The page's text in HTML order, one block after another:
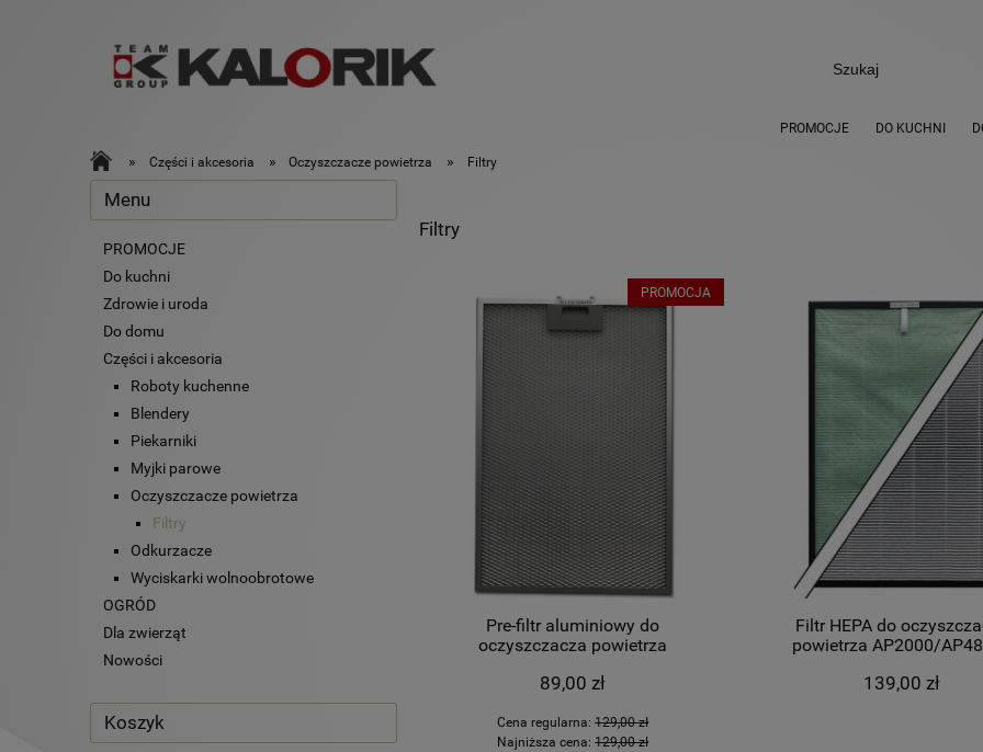
PROMOCJE DO KUCHNI
» Części i akcesoria » Oczyszczacze powietrza » Filtry
Menu
PROMOCJE
Do kuchni
Zdrowie i uroda
Do domu
Części i akcesoria
Roboty kuchenne
Blendery
Piekarniki
Myjki parowe
Oczyszczacze powietrza
Filtry
Odkurzacze
Wyciskarki wolnoobrotowe
OGRÓD
Dla zwierząt
Nowości
Koszyk
Filtry
Pre-filtr aluminiowy do
oczyszczacza powietrza
89,00 zł
Cena regularna: 129,00 zł
Najniższa cena: 129,00 zł
PROMOCJA
Filtr HEPA do
powietrza AP2000/
139,00 zł